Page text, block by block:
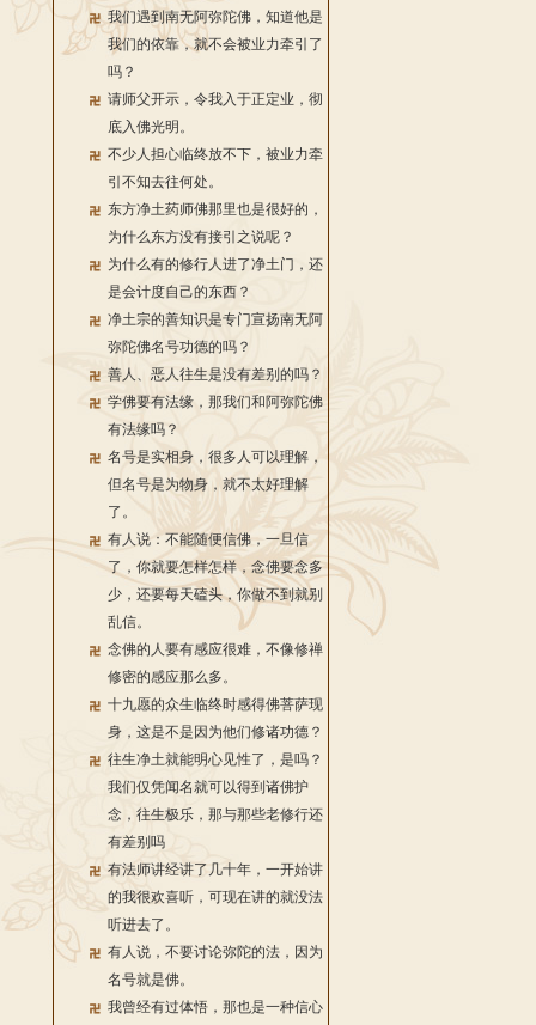
我们遇到南无阿弥陀佛，知道他是
我们的依靠，就不会被业力牵引了
吗？
请师父开示，令我入于正定业，彻
底入佛光明。
不少人担心临终放不下，被业力牵
引不知去往何处。
东方净土药师佛那里也是很好的，
为什么东方没有接引之说呢？
为什么有的修行人进了净土门，还
是会计度自己的东西？
净土宗的善知识是专门宣扬南无阿
弥陀佛名号功德的吗？
善人、恶人往生是没有差别的吗？
学佛要有法缘，那我们和阿弥陀佛
有法缘吗？
名号是实相身，很多人可以理解，
但名号是为物身，就不太好理解
了。
有人说：不能随便信佛，一旦信
了，你就要怎样怎样，念佛要念多
少，还要每天磕头，你做不到就别
乱信。
念佛的人要有感应很难，不像修禅
修密的感应那么多。
十九愿的众生临终时感得佛菩萨现
身，这是不是因为他们修诸功德？
往生净土就能明心见性了，是吗？
我们仅凭闻名就可以得到诸佛护
念，往生极乐，那与那些老修行还
有差别吗
有法师讲经讲了几十年，一开始讲
的我很欢喜听，可现在讲的就没法
听进去了。
有人说，不要讨论弥陀的法，因为
名号就是佛。
我曾经有过体悟，那也是一种信心